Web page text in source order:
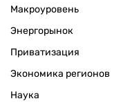
Макроуровень
Энергорынок
Приватизация
Экономика регионов
Наука